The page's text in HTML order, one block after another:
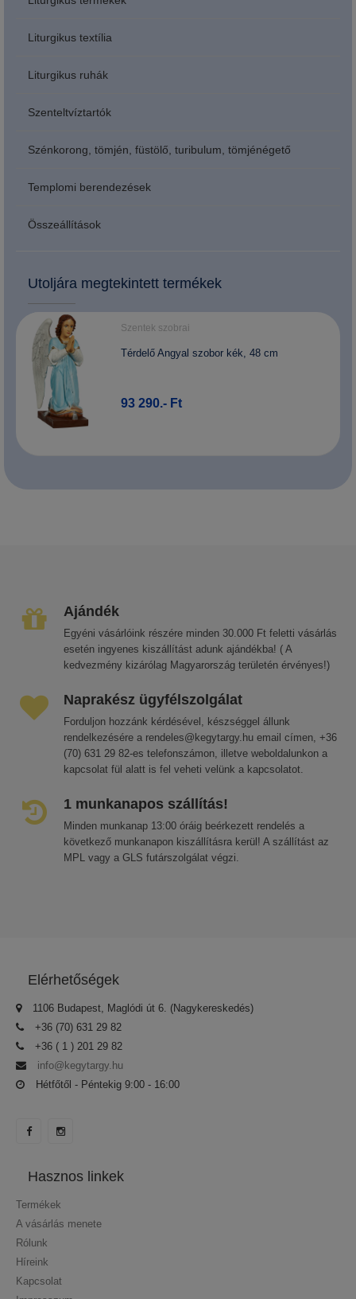
Liturgikus textília
Liturgikus ruhák
Szenteltvíztartók
Szénkorong, tömjén, füstölő, turibulum, tömjénégető
Templomi berendezések
Összeállítások
Utoljára megtekintett termékek
Szentek szobrai
Térdelő Angyal szobor kék, 48 cm
93 290.- Ft
Ajándék
Egyéni vásárlóink részére minden 30.000 Ft feletti vásárlás
esetén ingyenes kiszállítást adunk ajándékba! ( A
kedvezmény kizárólag Magyarország területén érvényes!)
Naprakész ügyfélszolgálat
Forduljon hozzánk kérdésével, készséggel állunk
rendelkezésére a rendeles@kegytargy.hu email címen, +36
(70) 631 29 82-es telefonszámon, illetve weboldalunkon a
kapcsolat fül alatt is fel veheti velünk a kapcsolatot.
1 munkanapos szállítás!
Minden munkanap 13:00 óráig beérkezett rendelés a
következő munkanapon kiszállításra kerül! A szállítást az
MPL vagy a GLS futárszolgálat végzi.
Elérhetőségek
1106 Budapest, Maglódi út 6. (Nagykereskedés)
+36 (70) 631 29 82
+36 ( 1 ) 201 29 82
info@kegytargy.hu
Hétfőtől - Péntekig 9:00 - 16:00
Hasznos linkek
Termékek
A vásárlás menete
Rólunk
Híreink
Kapcsolat